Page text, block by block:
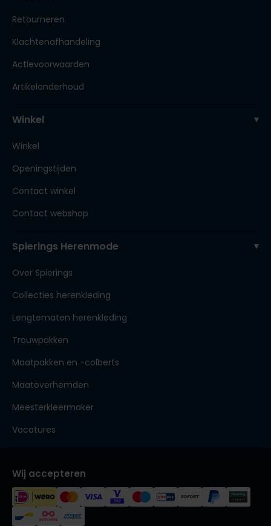
Retourneren
Klachtenafhandeling
Actievoorwaarden
Artikelonderhoud
Winkel
Winkel
Openingstijden
Contact winkel
Contact webshop
Spierings Herenmode
Over Spierings
Collecties herenkleding
Lengtematen herenkleding
Trouwpakken
Maatpakken en -colberts
Maatoverhemden
Meesterkleermaker
Vacatures
Wij accepteren